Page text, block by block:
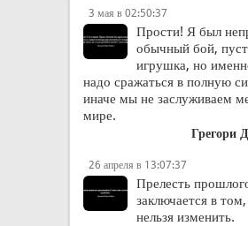
3 мая в 02:50:37
Прости! Я был
обычный бой,
игрушка, но
надо сражаться в полную
иначе мы не заслуживаем
мире.
Грегори
26 апреля в 13:07:37
Прелесть
заключается в
нельзя изменить.